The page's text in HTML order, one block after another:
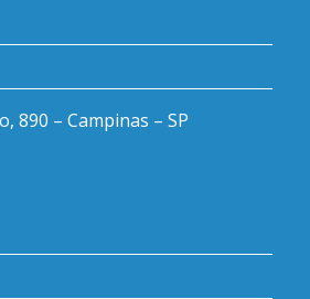
890 – Campinas – SP